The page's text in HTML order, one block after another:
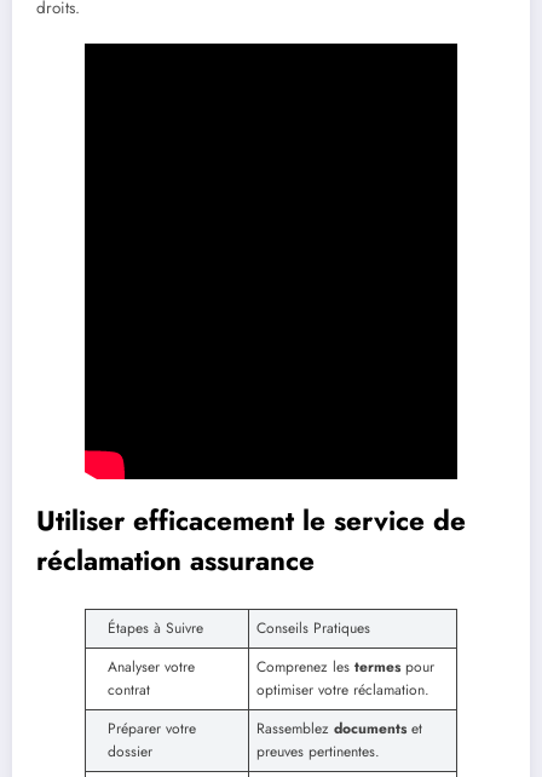
droits.
Utiliser efficacement le service de
réclamation assurance
Étapes à Suivre
Conseils Pratiques
Analyser votre
contrat
Comprenez les termespour
optimiser votre réclamation.
Préparer votre
dossier
Rassemblez documentset
preuves pertinentes.